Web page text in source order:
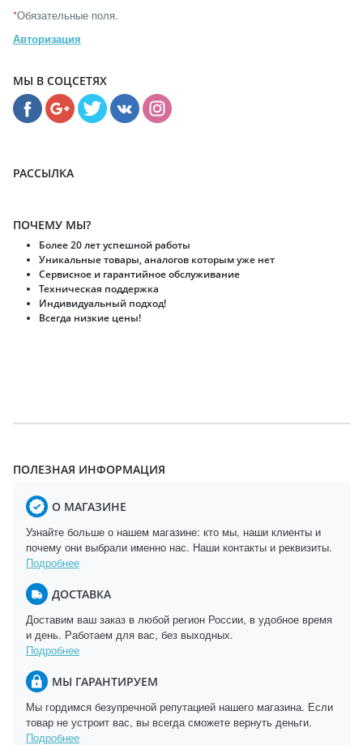
*Обязательные поля.
Авторизация
МЫ В СОЦСЕТЯХ
РАССЫЛКА
ПОЧЕМУ МЫ?
Более 20 лет успешной работы
Уникальные товары, аналогов которым уже нет
Сервисное и гарантийное обслуживание
Техническая поддержка
Индивидуальный подход!
Всегда низкие цены!
ПОЛЕЗНАЯ ИНФОРМАЦИЯ
О МАГАЗИНЕ
Узнайте больше о нашем магазине: кто мы, наши клиенты и
почему они выбрали именно нас. Наши контакты и реквизиты.
Подробнее
ДОСТАВКА
Доставим ваш заказ в любой регион России, в удобное время
и день. Работаем для вас, без выходных.
Подробнее
МЫ ГАРАНТИРУЕМ
Мы гордимся безупречной репутацией нашего магазина. Если
товар не устроит вас, вы всегда сможете вернуть деньги.
Подробнее